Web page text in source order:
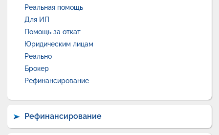
Реальная помощь
Для ИП
Помощь за откат
Юридическим лицам
Реально
Брокер
Рефинансирование
Рефинансирование